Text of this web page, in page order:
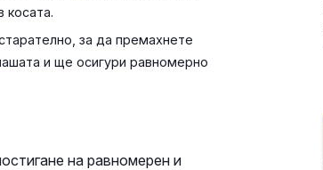
косата.
за да премахнете
и ще осигури равномерно
на равномерен и